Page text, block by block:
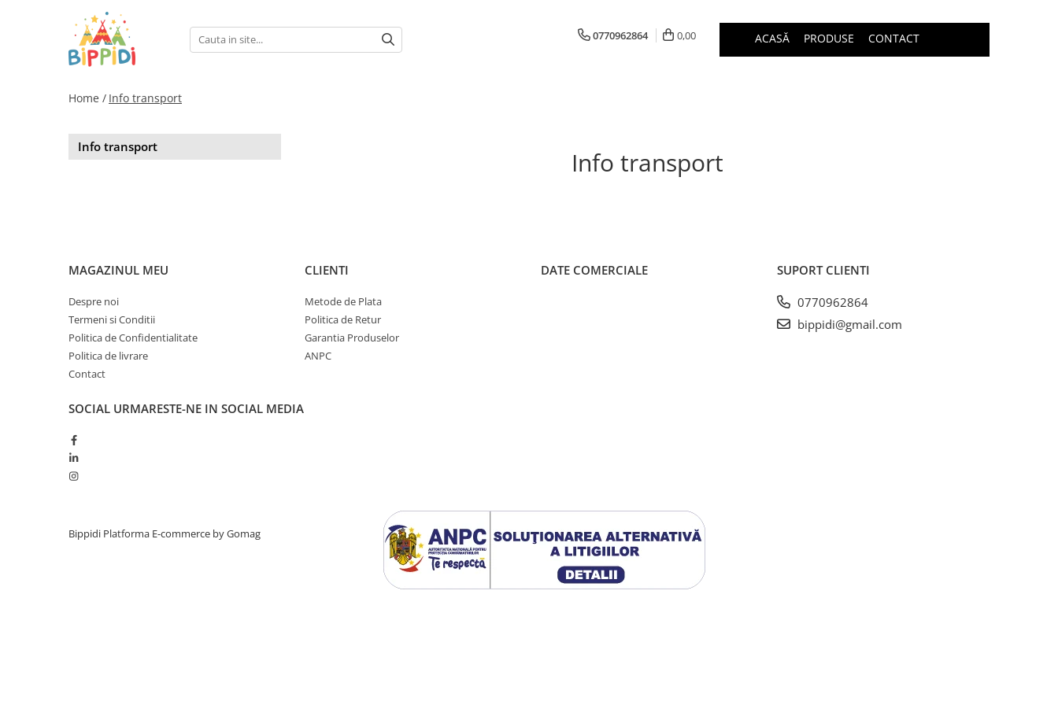
0770962864 0,00 ACASĂ PRODUSE CONTACT
Home / Info transport
Info transport
Info transport
MAGAZINUL MEU
Despre noi
Termeni si Conditii
Politica de Confidentialitate
Politica de livrare
Contact
CLIENTI
Metode de Plata
Politica de Retur
Garantia Produselor
ANPC
DATE COMERCIALE SUPORT CLIENTI
0770962864
bippidi@gmail.com
SOCIAL URMARESTE-NE IN SOCIAL MEDIA
Bippidi Platforma E-commerce by Gomag